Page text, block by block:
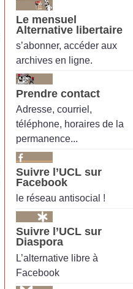
Le mensuel
Alternative libertaire
s’abonner, accéder aux
archives en ligne.
Prendre contact
Adresse, courriel,
téléphone, horaires de la
permanence...
Suivre l’UCL sur
Facebook
le réseau antisocial !
Suivre l’UCL sur
Diaspora
L’alternative libre à
Facebook